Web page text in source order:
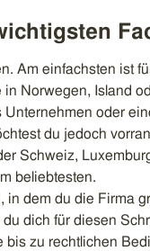
Am einfachsten ist
Norwegen, Island
oder
du jedoch
Schweiz,
beliebtesten.
in dem du die Firma
dich für diesen
bis zu rechtlichen